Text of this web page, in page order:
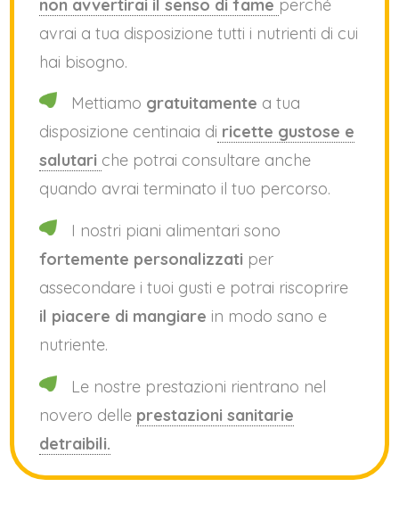
non avvertirai il senso di fame perché
avrai a tua disposizione tutti i nutrienti di cui
hai bisogno.
Mettiamo gratuitamente a tua
disposizione centinaia di ricette gustose e
salutari che potrai consultare anche
quando avrai terminato il tuo percorso.
I nostri piani alimentari sono
fortemente personalizzati per
assecondare i tuoi gusti e potrai riscoprire
il piacere di mangiare in modo sano e
nutriente.
Le nostre prestazioni rientrano nel
novero delle prestazioni sanitarie
detraibili.